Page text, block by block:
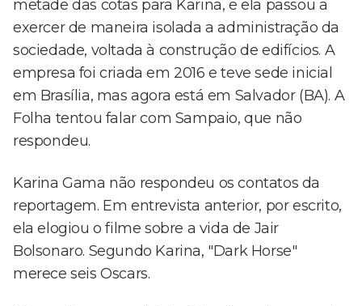
metade das cotas para Karina, e ela passou a
exercer de maneira isolada a administração da
sociedade, voltada à construção de edifícios. A
empresa foi criada em 2016 e teve sede inicial
em Brasília, mas agora está em Salvador (BA). A
Folha tentou falar com Sampaio, que não
respondeu.
Karina Gama não respondeu os contatos da
reportagem. Em entrevista anterior, por escrito,
ela elogiou o filme sobre a vida de Jair
Bolsonaro. Segundo Karina, "Dark Horse"
merece seis Oscars.